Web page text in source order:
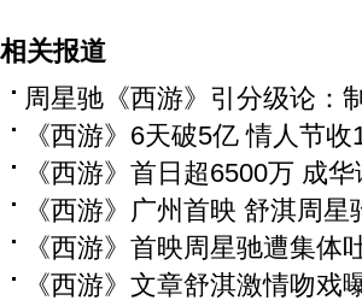
相关报道
周星驰《西游》引分级论：
《西游》6天破5亿 情人节
《西游》首日超6500万 成
《西游》广州首映 舒淇周
《西游》首映周星驰遭集体
《西游》文章舒淇激情吻戏